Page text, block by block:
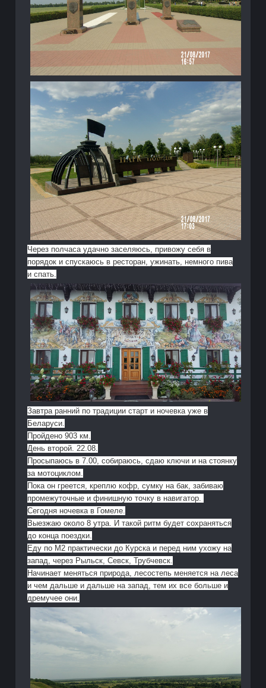
Через полчаса удачно заселяюсь, привожу себя в
порядок и спускаюсь в ресторан, ужинать, немного пива
и спать.
Завтра ранний по традиции старт и ночевка уже в
Беларуси.
Пройдено 903 км.
День второй. 22.08.
Просыпаюсь в 7.00, собираюсь, сдаю ключи и на стоянку
за мотоциклом.
Пока он греется, креплю кофр, сумку на бак, забиваю
промежуточные и финишную точку в навигатор.
Сегодня ночевка в Гомеле.
Выезжаю около 8 утра. И такой ритм будет сохраняться
до конца поездки.
Еду по М2 практически до Курска и перед ним ухожу на
запад, через Рыльск, Севск, Трубчевск.
Начинает меняться природа, лесостепь меняется на леса
и чем дальше и дальше на запад, тем их все больше и
дремучее они.